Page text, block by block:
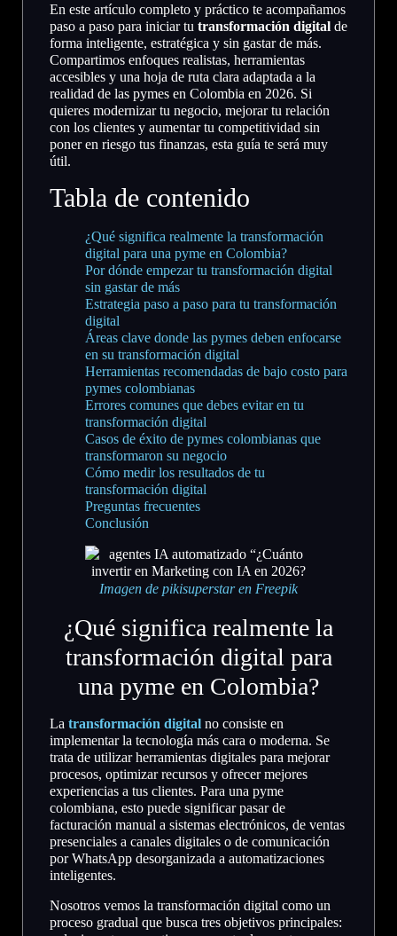
En este artículo completo y práctico te acompañamos
paso a paso para iniciar tu transformación digital de
forma inteligente, estratégica y sin gastar de más.
Compartimos enfoques realistas, herramientas
accesibles y una hoja de ruta clara adaptada a la
realidad de las pymes en Colombia en 2026. Si
quieres modernizar tu negocio, mejorar tu relación
con los clientes y aumentar tu competitividad sin
poner en riesgo tus finanzas, esta guía te será muy
útil.
Tabla de contenido
¿Qué significa realmente la transformación
digital para una pyme en Colombia?
Por dónde empezar tu transformación digital
sin gastar de más
Estrategia paso a paso para tu transformación
digital
Áreas clave donde las pymes deben enfocarse
en su transformación digital
Herramientas recomendadas de bajo costo para
pymes colombianas
Errores comunes que debes evitar en tu
transformación digital
Casos de éxito de pymes colombianas que
transformaron su negocio
Cómo medir los resultados de tu
transformación digital
Preguntas frecuentes
Conclusión
Imagen de pikisuperstar en Freepik
¿Qué significa realmente la
transformación digital para
una pyme en Colombia?
La transformación digital no consiste en
implementar la tecnología más cara o moderna. Se
trata de utilizar herramientas digitales para mejorar
procesos, optimizar recursos y ofrecer mejores
experiencias a tus clientes. Para una pyme
colombiana, esto puede significar pasar de
facturación manual a sistemas electrónicos, de ventas
presenciales a canales digitales o de comunicación
por WhatsApp desorganizada a automatizaciones
inteligentes.
Nosotros vemos la transformación digital como un
proceso gradual que busca tres objetivos principales: